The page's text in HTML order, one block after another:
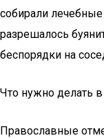
собирали
разрешалось
беспорядки на
Что нужно делать
Православные